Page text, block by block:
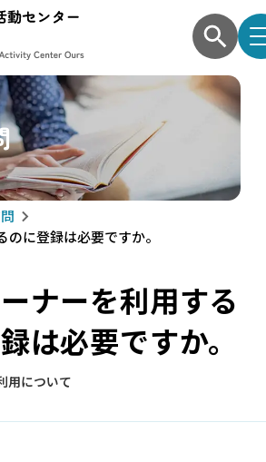
に登録は必要ですか。
ナーを利用する
は必要ですか。
用について